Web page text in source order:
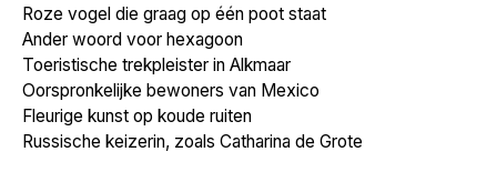
Roze vogel die graag op één poot staat
Ander woord voor hexagoon
Toeristische trekpleister in Alkmaar
Oorspronkelijke bewoners van Mexico
Fleurige kunst op koude ruiten
Russische keizerin, zoals Catharina de Grote